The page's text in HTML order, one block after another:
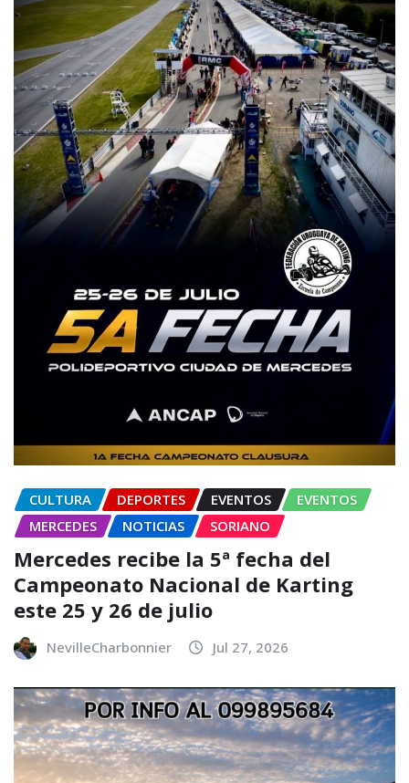
CULTURA DEPORTES EVENTOS
EVENTOS
MERCEDES
NOTICIAS SORIANO
Mercedes recibe la 5ª fecha del
Campeonato Nacional de Karting
este 25 y 26 de julio
NevilleCharbonnier Jul 27, 2026